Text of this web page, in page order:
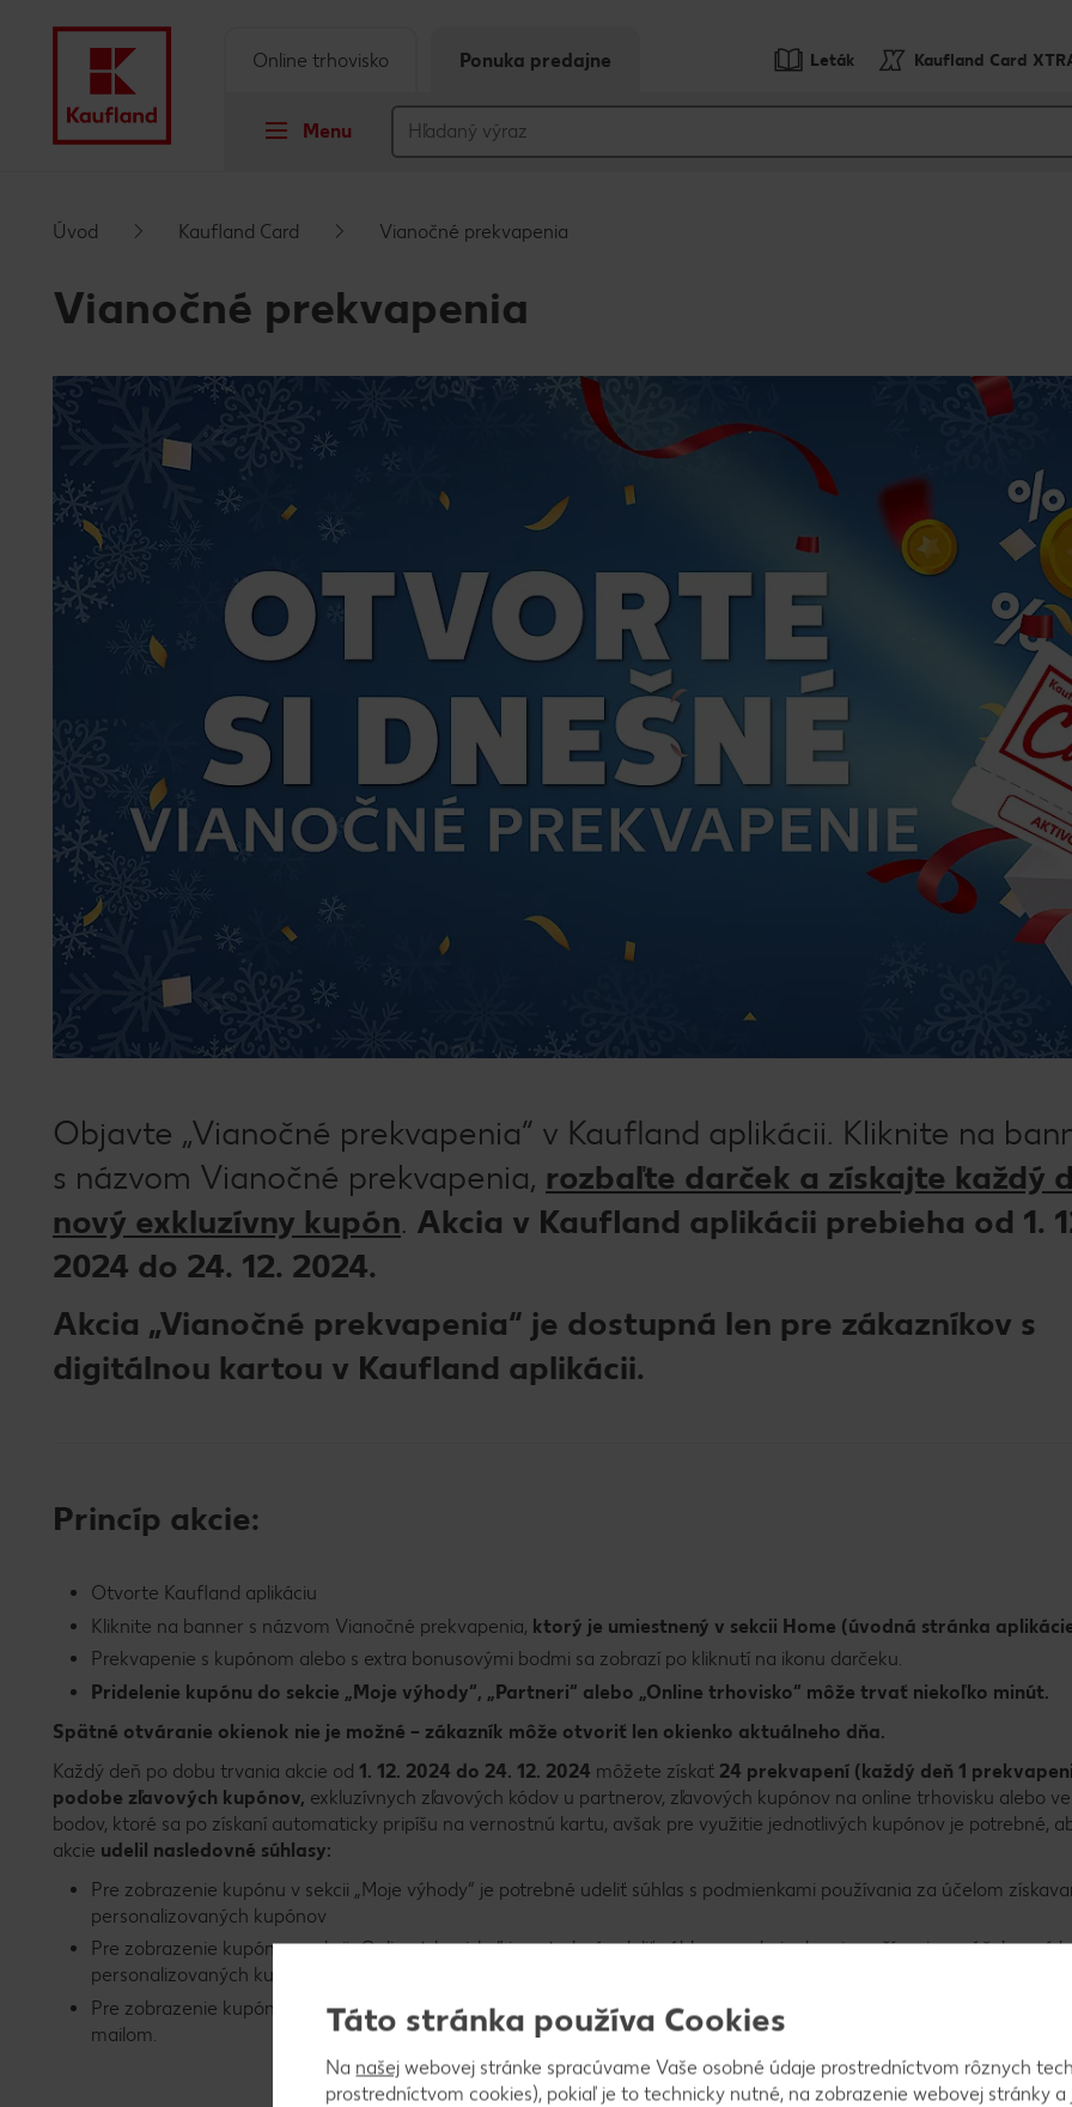
Vyskakovací bočný panel
Leták Kaufland Card
Menu
Online trhovisko Ponuka predajne
Úvod Kaufland Card Vianočné prekvapenia
Vianočné prekvapenia
Objavte „Vianočné prekvapenia“ v Kaufland aplikácii. Kliknite na
s názvom Vianočné prekvapenia, rozbaľte darček a získajte každý
nový exkluzívny kupón. Akcia v Kaufland aplikácii prebieha od 1.
2024 do 24. 12. 2024.
Akcia „Vianočné prekvapenia“ je dostupná len pre zákazníkov s
digitálnou kartou v Kaufland aplikácii.
Princíp akcie:
Otvorte Kaufland aplikáciu
Kliknite na banner s názvom Vianočné prekvapenia, ktorý je umiestnený v sekcii Home (úvodná stránka
Prekvapenie s kupónom alebo s extra bonusovými bodmi sa zobrazí po kliknutí na ikonu darčeku.
Pridelenie kupónu do sekcie „Moje výhody“, „Partneri“ alebo „Online trhovisko“ môže trvať niekoľko minút.
Spätné otváranie okienok nie je možné – zákazník môže otvoriť len okienko aktuálneho dňa.
Každý deň po dobu trvania akcie od 1. 12. 2024 do 24. 12. 2024 môžete získať 24 prekvapení (každý deň 1
podobe zľavových kupónov, exkluzívnych zľavových kódov u partnerov, zľavových kupónov na online trhovisku alebo
bodov, ktoré sa po získaní automaticky pripíšu na vernostnú kartu, avšak pre využitie jednotlivých kupónov je potrebné,
akcie udelil nasledovné súhlasy:
Pre zobrazenie kupónu v sekcii „Moje výhody“ je potrebné udeliť súhlas s podmienkami používania za účelom
personalizovaných kupónov
Pre zobrazenie kupónu v sekcii „Online trhovisko“ je potrebné udeliť súhlas s podmienkami používania za účelom
personalizovaných kupónov na online trhovisku.
Pre zobrazenie kupónu v sekcii „Partneri“ je potrebné udeliť vo svojom profile súhlas so zasielaním ponuky Kaufland
mailom.
Táto stránka používa Cookies
Na našej webovej stránke spracúvame Vaše osobné údaje prostredníctvom rôznych
prostredníctvom cookies), pokiaľ je to technicky nutné, na zobrazenie webovej stránky